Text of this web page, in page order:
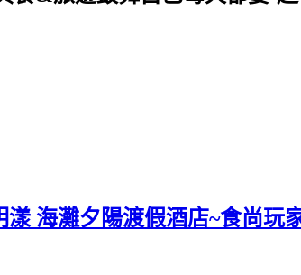
海灘夕陽渡假酒店~食尚玩